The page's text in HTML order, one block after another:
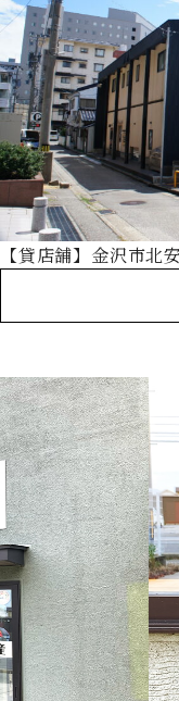
【貸店舗】金沢市